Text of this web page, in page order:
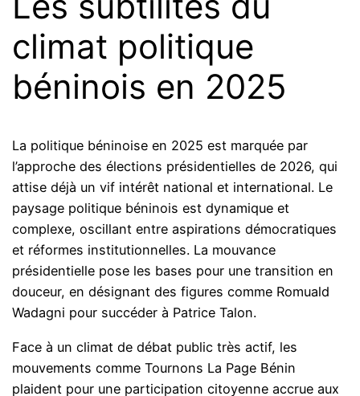
climat politique
béninois en 2025
La politique béninoise en 2025 est marquée par
l’approche des élections présidentielles de 2026, qui
attise déjà un vif intérêt national et international. Le
paysage politique béninois est dynamique et
complexe, oscillant entre aspirations démocratiques
et réformes institutionnelles. La mouvance
présidentielle pose les bases pour une transition en
douceur, en désignant des figures comme Romuald
Wadagni pour succéder à Patrice Talon.
Face à un climat de débat public très actif, les
mouvements comme Tournons La Page Bénin
plaident pour une participation citoyenne accrue aux